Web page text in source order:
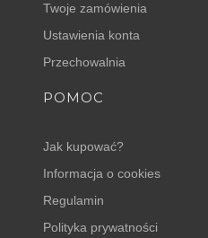
Twoje zamówienia
Ustawienia konta
Przechowalnia
POMOC
Jak kupować?
Informacja o cookies
Regulamin
Polityka prywatności